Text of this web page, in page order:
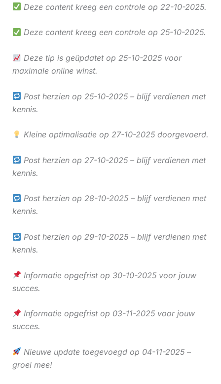
Deze content kreeg een controle op 22-10-2025.
Deze content kreeg een controle op 25-10-2025.
Deze tip is geüpdatet op 25-10-2025 voor
maximale online winst.
Post herzien op 25-10-2025 – blijf verdienen met
kennis.
Kleine optimalisatie op 27-10-2025 doorgevoerd.
Post herzien op 27-10-2025 – blijf verdienen met
kennis.
Post herzien op 28-10-2025 – blijf verdienen met
kennis.
Post herzien op 29-10-2025 – blijf verdienen met
kennis.
Informatie opgefrist op 30-10-2025 voor jouw
succes.
Informatie opgefrist op 03-11-2025 voor jouw
succes.
Nieuwe update toegevoegd op 04-11-2025 –
groei mee!